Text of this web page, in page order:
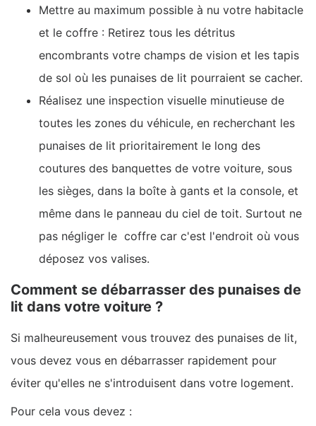
Mettre au maximum possible à nu votre habitacle
et le coffre : Retirez tous les détritus
encombrants votre champs de vision et les tapis
de sol où les punaises de lit pourraient se cacher.
Réalisez une inspection visuelle minutieuse de
toutes les zones du véhicule, en recherchant les
punaises de lit prioritairement le long des
coutures des banquettes de votre voiture, sous
les sièges, dans la boîte à gants et la console, et
même dans le panneau du ciel de toit. Surtout ne
pas négliger le coffre car c'est l'endroit où vous
déposez vos valises.
Comment se débarrasser des punaises de
lit dans votre voiture ?
Si malheureusement vous trouvez des punaises de lit,
vous devez vous en débarrasser rapidement pour
éviter qu'elles ne s'introduisent dans votre logement.
Pour cela vous devez :